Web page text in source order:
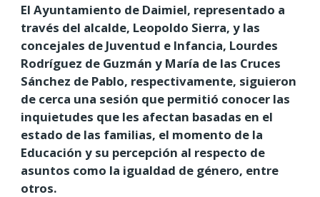
El Ayuntamiento de Daimiel, representado a
través del alcalde, Leopoldo Sierra, y las
concejales de Juventud e Infancia, Lourdes
Rodríguez de Guzmán y María de las Cruces
Sánchez de Pablo, respectivamente, siguieron
de cerca una sesión que permitió conocer las
inquietudes que les afectan basadas en el
estado de las familias, el momento de la
Educación y su percepción al respecto de
asuntos como la igualdad de género, entre
otros.